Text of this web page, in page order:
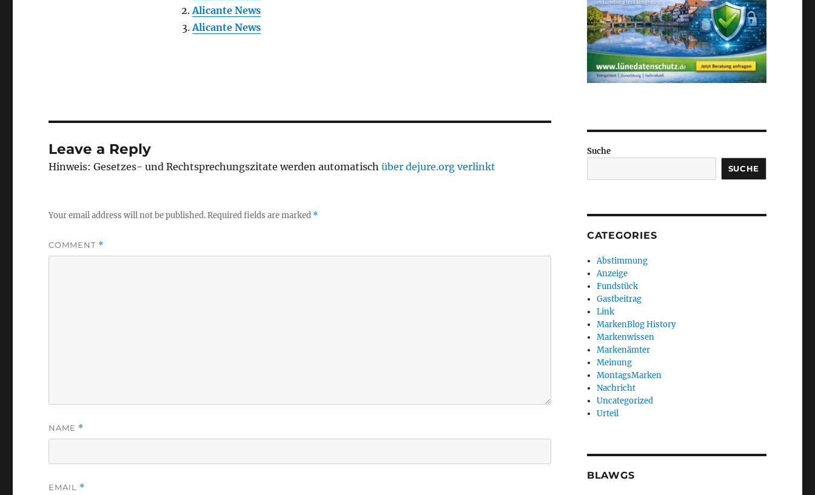
Alicante News
Alicante News
Leave a Reply
Hinweis: Gesetzes- und Rechtsprechungszitate werden automatischüber dejure.org verlinkt
Your email address will not be published.Required fields are marked *
COMMENT *
NAME *
EMAIL *
Suche
SUCHE
CATEGORIES
Abstimmung
Anzeige
Fundstück
Gastbeitrag
Link
MarkenBlog History
Markenwissen
Markenämter
Meinung
MontagsMarken
Nachricht
Uncategorized
Urteil
BLAWGS